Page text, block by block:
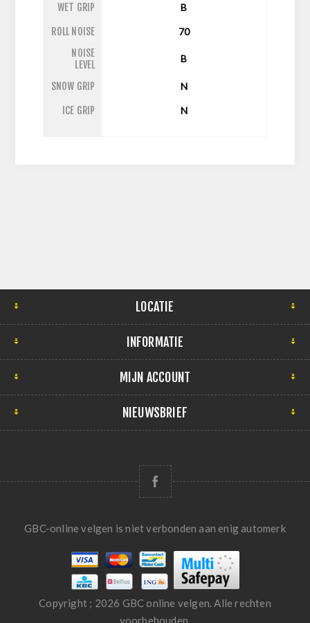
WET GRIP B
ROLL NOISE
70
NOISE
LEVEL
B
SNOW GRIP N
ICE GRIP N
LOCATIE
INFORMATIE
MIJN ACCOUNT
NIEUWSBRIEF
GBC-online velgen is niet verbonden aan enig automerk
Copyright ; 2026 GBC online velgen. Alle rechten
voorbehouden.